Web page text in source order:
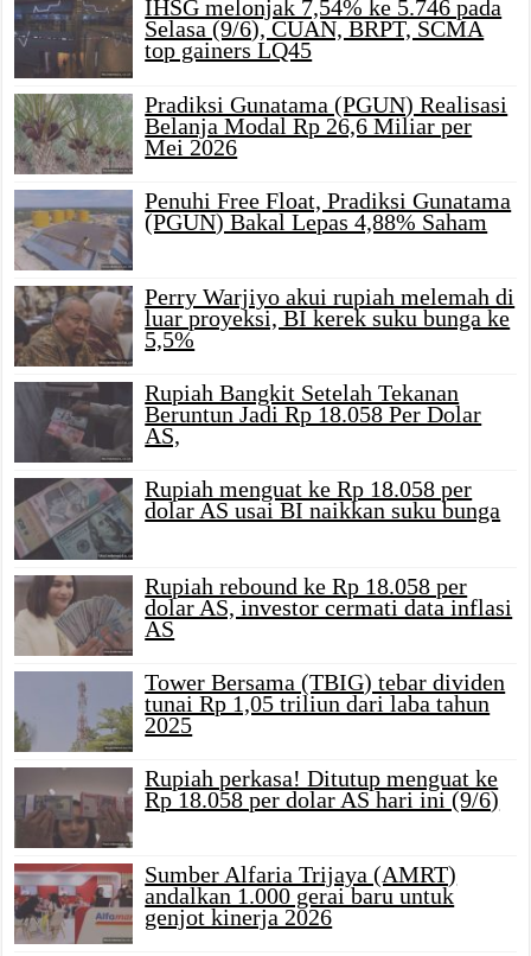
IHSG melonjak 7,54% ke 5.746 pada
Selasa (9/6), CUAN, BRPT, SCMA
top gainers LQ45
Pradiksi Gunatama (PGUN) Realisasi
Belanja Modal Rp 26,6 Miliar per
Mei 2026
Penuhi Free Float, Pradiksi Gunatama
(PGUN) Bakal Lepas 4,88% Saham
Perry Warjiyo akui rupiah melemah di
luar proyeksi, BI kerek suku bunga ke
5,5%
Rupiah Bangkit Setelah Tekanan
Beruntun Jadi Rp 18.058 Per Dolar
AS,
Rupiah menguat ke Rp 18.058 per
dolar AS usai BI naikkan suku bunga
Rupiah rebound ke Rp 18.058 per
dolar AS, investor cermati data inflasi
AS
Tower Bersama (TBIG) tebar dividen
tunai Rp 1,05 triliun dari laba tahun
2025
Rupiah perkasa! Ditutup menguat ke
Rp 18.058 per dolar AS hari ini (9/6)
Sumber Alfaria Trijaya (AMRT)
andalkan 1.000 gerai baru untuk
genjot kinerja 2026